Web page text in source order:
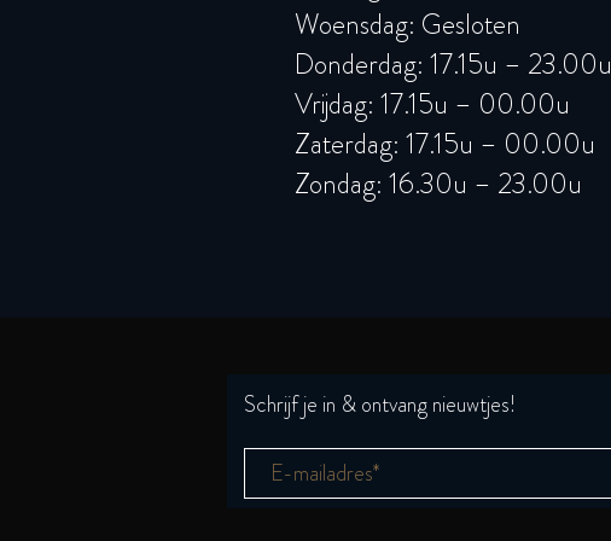
Woensdag: Gesloten
Donderdag: 17.15u – 23.00u
Vrijdag: 17.15u – 00.00u
Zaterdag: 17.15u – 00.00u
Zondag: 16.30u – 23.00u
Schrijf je in & ontvang nieuwtjes!